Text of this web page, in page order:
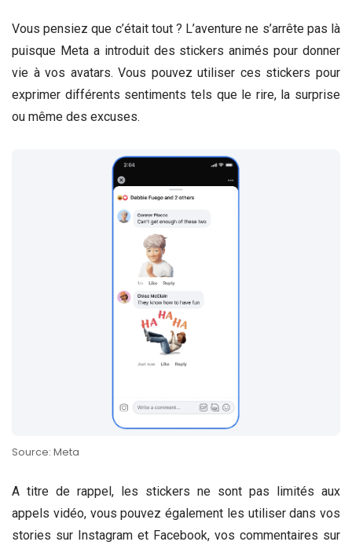
Vous pensiez que c’était tout ? L’aventure ne s’arrête pas là
puisque Meta a introduit des stickers animés pour donner
vie à vos avatars. Vous pouvez utiliser ces stickers pour
exprimer différents sentiments tels que le rire, la surprise
ou même des excuses.
Source: Meta
A titre de rappel, les stickers ne sont pas limités aux
appels vidéo, vous pouvez également les utiliser dans vos
stories sur Instagram et Facebook, vos commentaires sur